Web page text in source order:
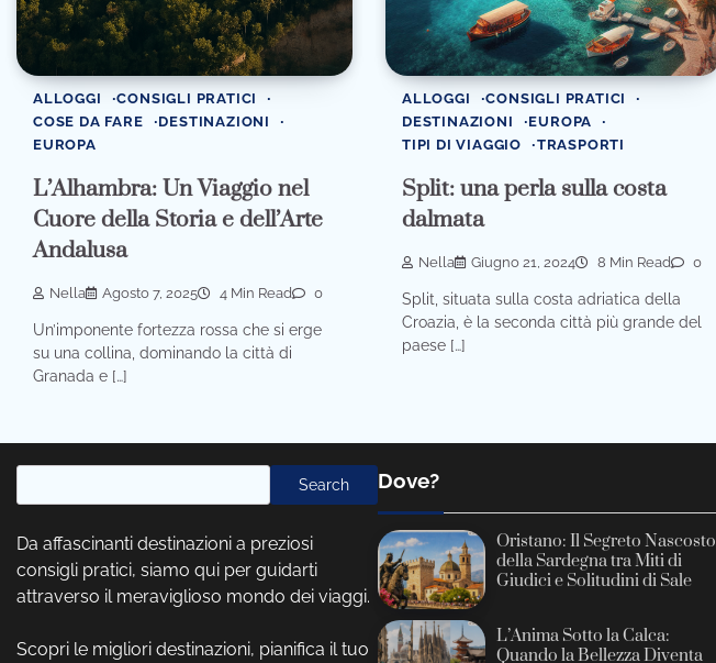
ALLOGGI
CONSIGLI PRATICI
COSE DA FARE
DESTINAZIONI
EUROPA
L’Alhambra: Un Viaggio nel
Cuore della Storia e dell’Arte
Andalusa
Nella Agosto 7, 2025 4 Min Read 0
Un’imponente fortezza rossa che si erge
su una collina, dominando la città di
Granada e […]
ALLOGGI
CONSIGLI PRATICI
DESTINAZIONI
EUROPA
TIPI DI VIAGGIO
TRASPORTI
Split: una perla sulla costa
dalmata
Nella Giugno 21, 2024 8 Min Read 0
Split, situata sulla costa adriatica della
Croazia, è la seconda città più grande del
paese […]
Search
Da affascinanti destinazioni a preziosi
consigli pratici, siamo qui per guidarti
attraverso il meraviglioso mondo dei viaggi.
Scopri le migliori destinazioni, pianifica il tuo
Dove?
Oristano: Il Segreto Nascosto
della Sardegna tra Miti di
Giudici e Solitudini di Sale
L’Anima Sotto la Calca:
Quando la Bellezza Diventa